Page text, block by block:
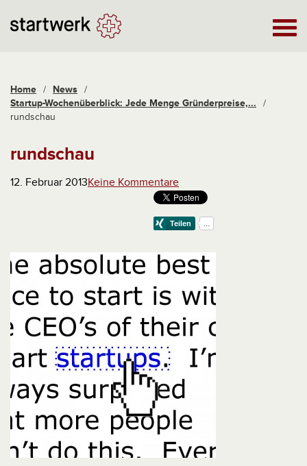
Home / News /
Startup-Wochenüberblick: Jede Menge Gründerpreise,...
/
rundschau
rundschau
12. Februar 2013Keine Kommentare